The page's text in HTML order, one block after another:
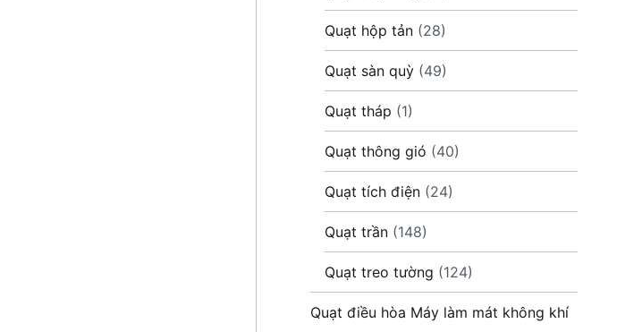
Quạt hộp tản (28)
Quạt sàn quỳ (49)
Quạt tháp (1)
Quạt thông gió (40)
Quạt tích điện (24)
Quạt trần (148)
Quạt treo tường (124)
Quạt điều hòa Máy làm mát không khí